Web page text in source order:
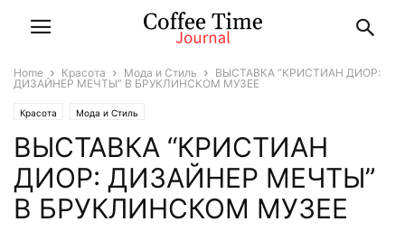
Home Красота Мода и Стиль
ВЫСТАВКА “КРИСТИАН ДИОР:
ДИЗАЙНЕР МЕЧТЫ” В БРУКЛИНСКОМ МУЗЕЕ
Красота Мода и Стиль
ВЫСТАВКА “КРИСТИАН
ДИОР: ДИЗАЙНЕР МЕЧТЫ”
В БРУКЛИНСКОМ МУЗЕЕ